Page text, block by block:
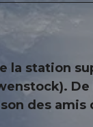
la station
des